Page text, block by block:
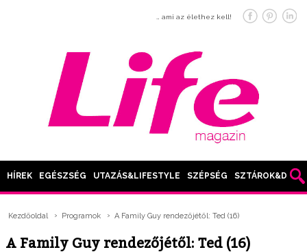
… ami az élethez kell!
HÍREK EGÉSZSÉG UTAZÁS&LIFESTYLE SZÉPSÉG SZTÁROK&DIVAT
Kezdőoldal Programok A Family Guy rendezőjétől: Ted (16)
A Family Guy rendezőjétől: Ted (16)